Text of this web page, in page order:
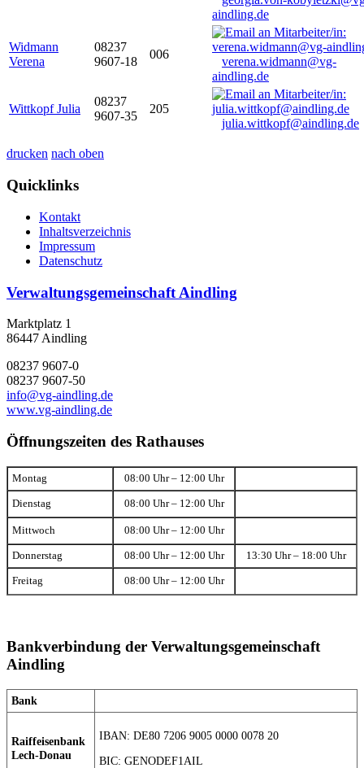
aindling.de
Widmann
Verena
08237
9607-18
006
verena.widmann@vg-
aindling.de
Wittkopf Julia
08237
9607-35
205
julia.wittkopf@aindling.de
drucken nach oben
Quicklinks
Kontakt
Inhaltsverzeichnis
Impressum
Datenschutz
Verwaltungsgemeinschaft Aindling
Marktplatz 1
86447 Aindling
08237 9607-0
08237 9607-50
info@vg-aindling.de
www.vg-aindling.de
Öffnungszeiten des Rathauses
Montag 08:00 Uhr – 12:00 Uhr
Dienstag 08:00 Uhr – 12:00 Uhr
Mittwoch 08:00 Uhr – 12:00 Uhr
Donnerstag 08:00 Uhr – 12:00 Uhr 13:30 Uhr – 18:00 Uhr
Freitag 08:00 Uhr – 12:00 Uhr
Bankverbindung der Verwaltungsgemeinschaft
Aindling
Bank
Raiffeisenbank
Lech-Donau
IBAN: DE80 7206 9005 0000 0078 20
BIC: GENODEF1AIL